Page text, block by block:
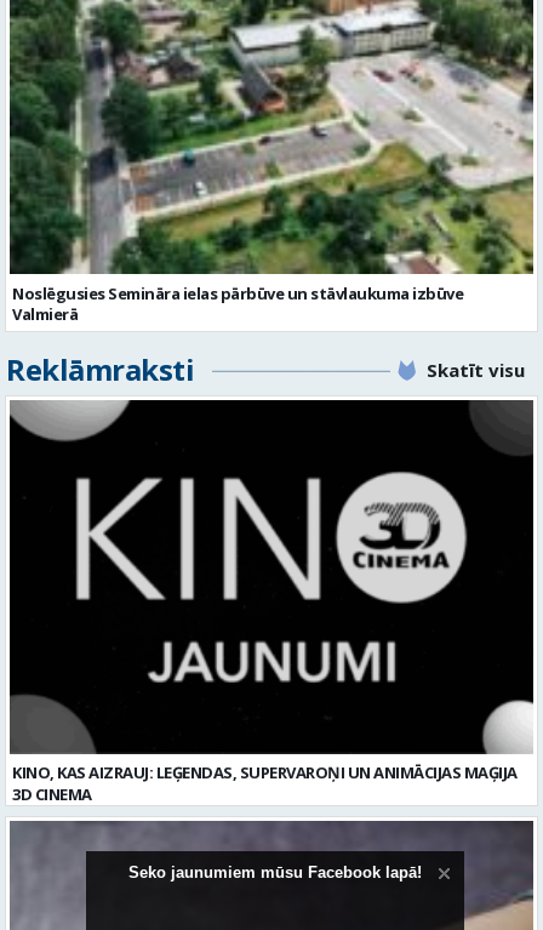
Noslēgusies Semināra ielas pārbūve un stāvlaukuma izbūve
Valmierā
Reklāmraksti Skatīt visu
Seko jaunumiem mūsu Facebook lapā!